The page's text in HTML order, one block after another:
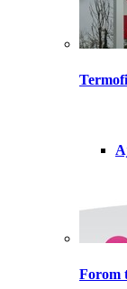
Forom